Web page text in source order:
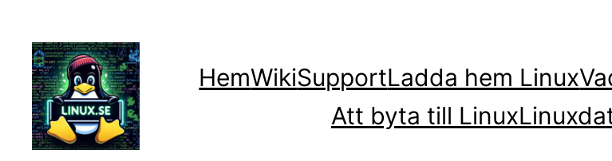
innehåll
HemWikiSupportLadda hem Linux
Att byta till Linux